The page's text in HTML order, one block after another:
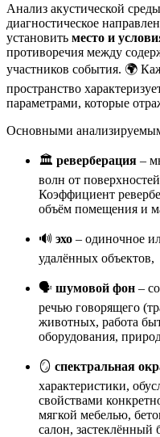
Анализ акустической
диагностическое
установить место и
противоречия между
участников события. 🌍
пространство
параметрами, которые
Основными
🏛️ реверберация –
волн от
Коэффициент
объём помещения и
🔊 эхо – одиночное
удалённых объектов,
🗣️ шумовой фон –
речью говорящего
животных, работа
оборудования,
🪞 спектральная
характеристики,
свойствами
мягкой мебелью,
салон, застеклённый